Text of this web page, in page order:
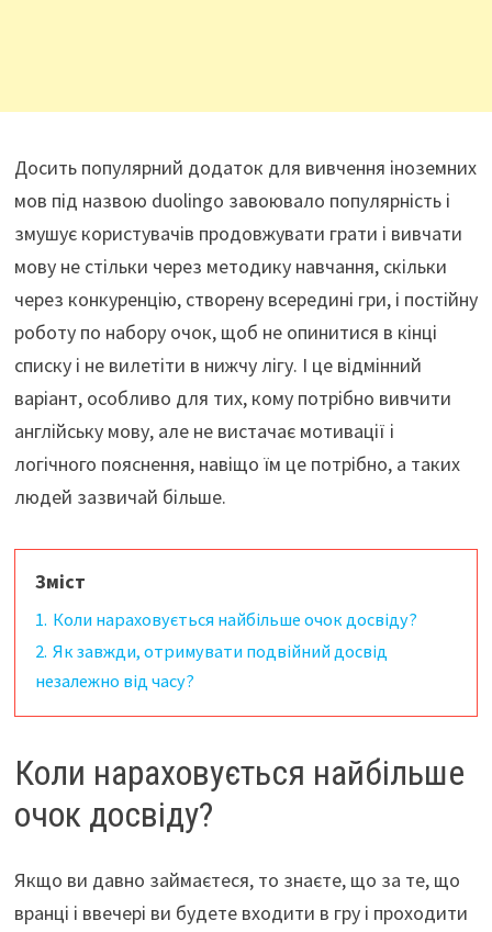
Досить популярний додаток для вивчення іноземних
мов під назвою duolingo завоювало популярність і
змушує користувачів продовжувати грати і вивчати
мову не стільки через методику навчання, скільки
через конкуренцію, створену всередині гри, і постійну
роботу по набору очок, щоб не опинитися в кінці
списку і не вилетіти в нижчу лігу. І це відмінний
варіант, особливо для тих, кому потрібно вивчити
англійську мову, але не вистачає мотивації і
логічного пояснення, навіщо їм це потрібно, а таких
людей зазвичай більше.
Зміст
1. Коли нараховується найбільше очок досвіду?
2. Як завжди, отримувати подвійний досвід
незалежно від часу?
Коли нараховується найбільше
очок досвіду?
Якщо ви давно займаєтеся, то знаєте, що за те, що
вранці і ввечері ви будете входити в гру і проходити